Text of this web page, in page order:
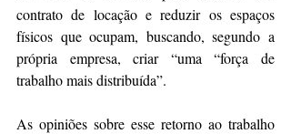
contrato de locação e reduzir os espaços
físicos que ocupam, buscando, segundo a
própria empresa, criar “uma “força de
trabalho mais distribuída”.
As opiniões sobre esse retorno ao trabalho